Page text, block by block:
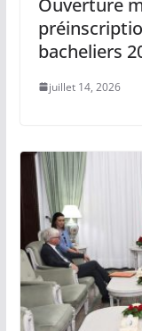
bacheliers
juillet 14, 2026